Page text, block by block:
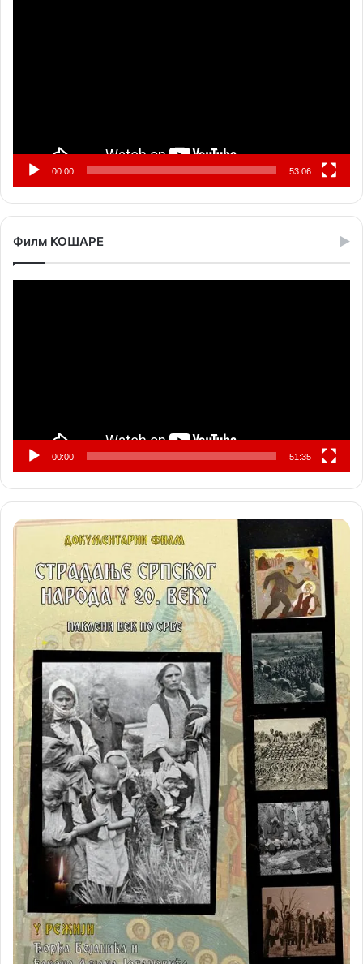
00:00 53:06
Филм КОШАРЕ
00:00 51:35